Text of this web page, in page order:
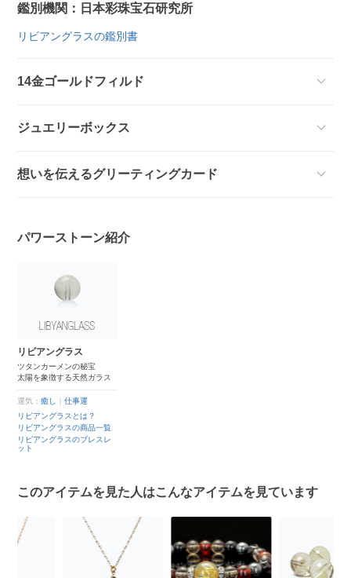
鑑別機関：日本彩珠宝石研究所
リビアングラスの鑑別書
14金ゴールドフィルド
ジュエリーボックス
想いを伝えるグリーティングカード
パワーストーン紹介
リビアングラス
ツタンカーメンの秘宝
太陽を象徴する天然ガラス
運気：癒し ｜仕事運
リビアングラスとは？
リビアングラスの商品一覧
リビアングラスのブレスレ
ット
このアイテムを見た人はこんなアイテムを見ています